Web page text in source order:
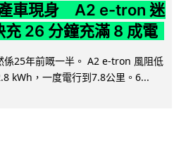
車現身 A2 e-tron 迷
26 分鐘充滿 8 成電
25年前嘅一半。 A2 e-tron 風阻低
kWh，一度電行到7.8公里。6...